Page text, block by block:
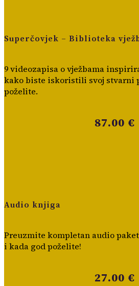
Superčovjek – Biblioteka
9 videozapisa o vježbama
kako biste iskoristili svoj stvarni
poželite.
87.00 €
Audio knjiga
Preuzmite kompletan audio
i kada god poželite!
27.00 €